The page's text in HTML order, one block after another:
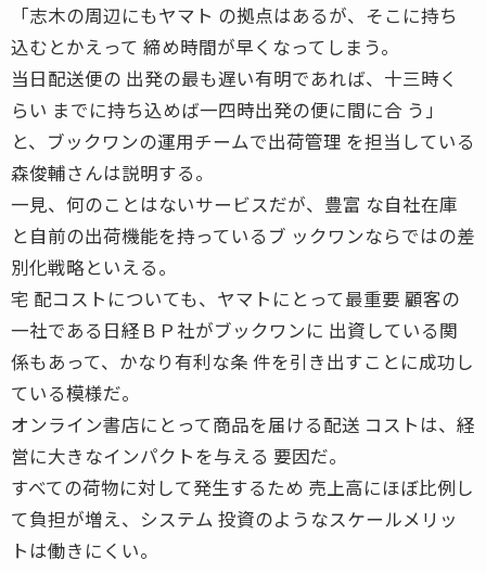
「志木の周辺にもヤマト の拠点はあるが、そこに持ち
込むとかえって 締め時間が早くなってしまう。
当日配送便の 出発の最も遅い有明であれば、十三時く
らい までに持ち込めば一四時出発の便に間に合 う」
と、ブックワンの運用チームで出荷管理 を担当している
森俊輔さんは説明する。
一見、何のことはないサービスだが、豊富 な自社在庫
と自前の出荷機能を持っているブ ックワンならではの差
別化戦略といえる。
宅 配コストについても、ヤマトにとって最重要 顧客の
一社である日経ＢＰ社がブックワンに 出資している関
係もあって、かなり有利な条 件を引き出すことに成功し
ている模様だ。
オンライン書店にとって商品を届ける配送 コストは、経
営に大きなインパクトを与える 要因だ。
すべての荷物に対して発生するため 売上高にほぼ比例し
て負担が増え、システム 投資のようなスケールメリッ
トは働きにくい。